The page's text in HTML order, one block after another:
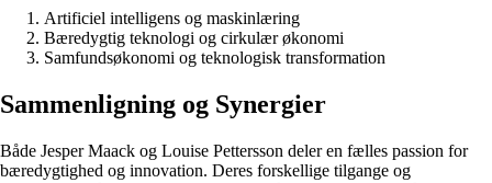
Artificiel intelligens og maskinlæring
Bæredygtig teknologi og cirkulær økonomi
Samfundsøkonomi og teknologisk transformation
Sammenligning og Synergier
Både Jesper Maack og Louise Pettersson deler en fælles passion for
bæredygtighed og innovation. Deres forskellige tilgange og